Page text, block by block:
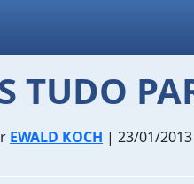
TUDO
EWALD KOCH | 23/01/